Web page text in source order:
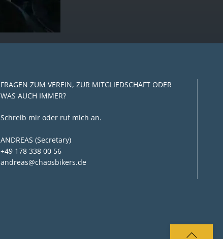
BACK
FRAGEN ZUM VEREIN, ZUR MITGLIEDSCHAFT ODER
WAS AUCH IMMER?
Schreib mir oder ruf mich an.
ANDREAS (Secretary)
+49 178 338 00 56
andreas@chaosbikers.de